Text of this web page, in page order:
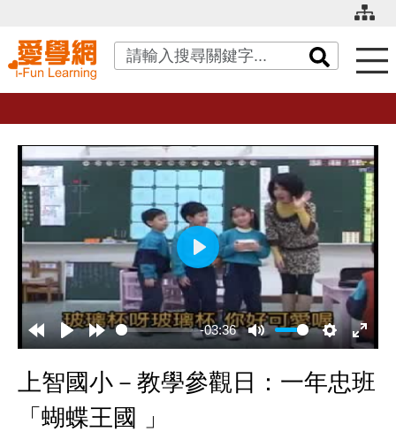
關鍵字搜尋
-03:36
播
放
上智國小－教學參觀日：一年忠班
「蝴蝶王國 」